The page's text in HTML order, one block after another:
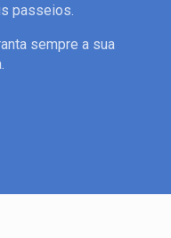
passeios.
sempre a sua